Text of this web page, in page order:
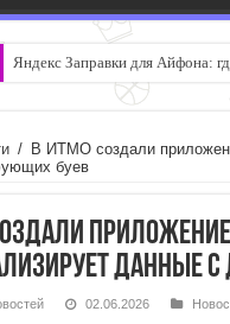
Яндекс Заправки для Айфона:
/
В ИТМО создали
буев
данные
02.06.2026